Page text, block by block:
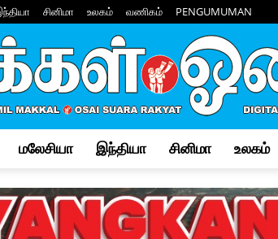
சினிமா உலகம் வணிகம் PENGUMUMAN
மலேசியா இந்தியா சினிமா உலகம்